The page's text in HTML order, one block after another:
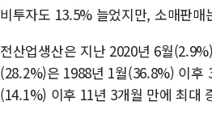
비투자도 13.5% 늘었지만, 소매판매
전산업생산은 지난 2020년 6월
(28.2%)은 1988년 1월(36.8%) 이후
(14.1%) 이후 11년 3개월 만에 최대